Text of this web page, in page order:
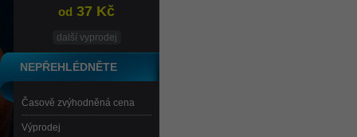
od 37 Kč
další vyprodej
NEPŘEHLÉDNĚTE
Časově zvýhodněná cena
Výprodej